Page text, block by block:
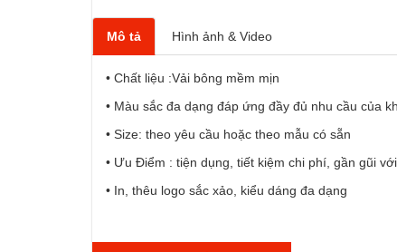
Mô tả Hình ảnh & Video
• Chất liệu :Vải bông mềm mịn
• Màu sắc đa dạng đáp ứng đầy đủ nhu cầu của
• Size: theo yêu cầu hoặc theo mẫu có sẵn
• Ưu Điểm : tiện dụng, tiết kiệm chi phí, gần gũi
• In, thêu logo sắc xảo, kiểu dáng đa dạng